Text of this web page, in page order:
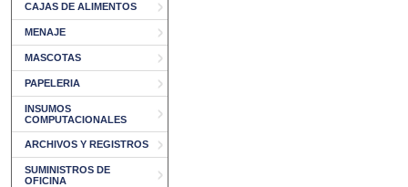
CAJAS DE ALIMENTOS
MENAJE
MASCOTAS
PAPELERIA
INSUMOS
COMPUTACIONALES
ARCHIVOS Y REGISTROS
SUMINISTROS DE
OFICINA